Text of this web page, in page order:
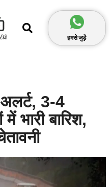
हमसे जुड़ें
3-4
भारी बारिश,